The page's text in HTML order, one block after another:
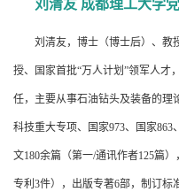
刘清友 成都理工大学
刘清友，博士（博士后）、教
授、国家首批“万人计划”领军人才
任，主要从事石油钻头及装备的理
科技重大专项、国家973、国家
文180余篇（第一/通讯作者125篇
专利3件），出版专著6部，制订标